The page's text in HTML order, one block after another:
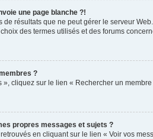
une page blanche ?!
de résultats que ne peut gérer le serveur
des termes utilisés et des forums
?
», cliquez sur le lien « Rechercher un membre
propres messages et sujets ?
en cliquant sur le lien « Voir vos